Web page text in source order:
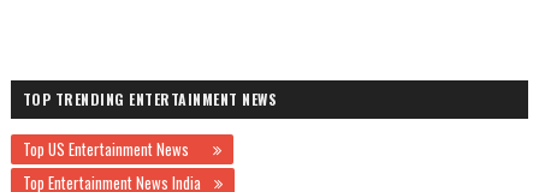
TOP TRENDING ENTERTAINMENT NEWS
Top US Entertainment News
Top Entertainment News India